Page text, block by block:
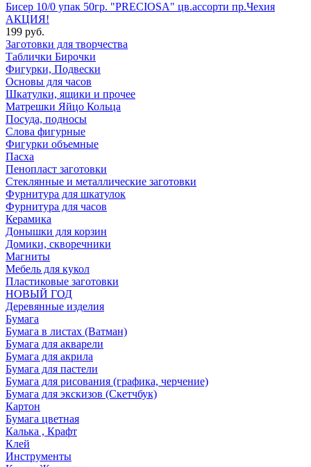
Бисер 10/0 упак 50гр. "PRECIOSA" цв.ассорти пр.Чехия
АКЦИЯ!
199 руб.
Заготовки для творчества
Таблички Бирочки
Фигурки, Подвески
Основы для часов
Шкатулки, ящики и прочее
Матрешки Яйцо Кольца
Посуда, подносы
Слова фигурные
Фигурки объемные
Пасха
Пенопласт заготовки
Стеклянные и металлические заготовки
Фурнитура для шкатулок
Фурнитура для часов
Керамика
Донышки для корзин
Домики, скворечники
Магниты
Мебель для кукол
Пластиковые заготовки
НОВЫЙ ГОД
Деревянные изделия
Бумага
Бумага в листах (Ватман)
Бумага для акварели
Бумага для акрила
Бумага для пастели
Бумага для рисования (графика, черчение)
Бумага для экскизов (Скетчбук)
Картон
Бумага цветная
Калька , Крафт
Клей
Инструменты